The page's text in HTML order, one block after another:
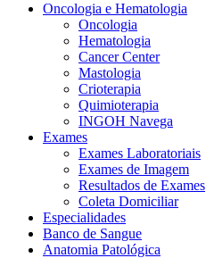
Oncologia e Hematologia
Oncologia
Hematologia
Cancer Center
Mastologia
Crioterapia
Quimioterapia
INGOH Navega
Exames
Exames Laboratoriais
Exames de Imagem
Resultados de Exames
Coleta Domiciliar
Especialidades
Banco de Sangue
Anatomia Patológica